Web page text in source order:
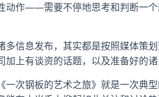
动作——需要不停地思考和判断一
多信息发布，其实都是按照媒体
加上有谈资的话题，以及准备好的
一次钢板的艺术之旅》就是一次典